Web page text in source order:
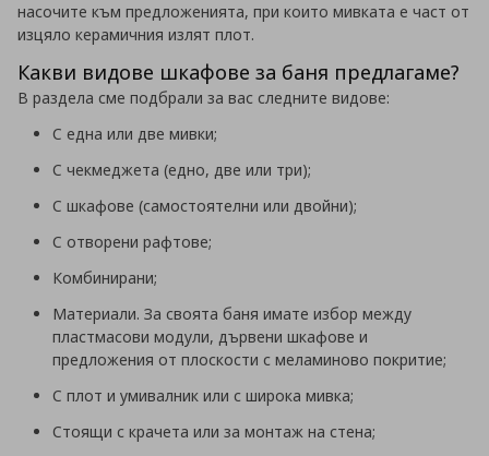
насочите към предложенията, при които мивката е част от
изцяло керамичния излят плот.
Какви видове шкафове за баня предлагаме?
В раздела сме подбрали за вас следните видове:
С една или две мивки;
С чекмеджета (едно, две или три);
С шкафове (самостоятелни или двойни);
С отворени рафтове;
Комбинирани;
Материали. За своята баня имате избор между
пластмасови модули, дървени шкафове и
предложения от плоскости с меламиново покритие;
С плот и умивалник или с широка мивка;
Стоящи с крачета или за монтаж на стена;